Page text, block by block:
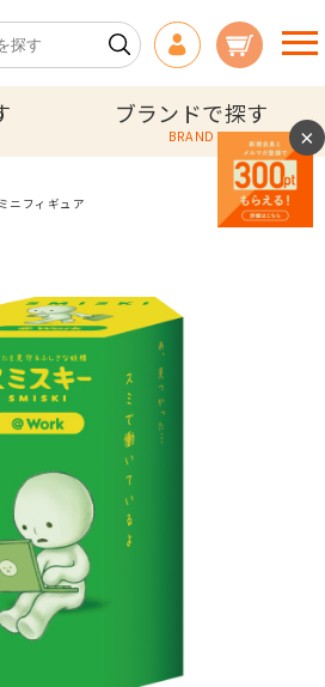
ブランドで探す
BRAND
ミニフィギュア
×